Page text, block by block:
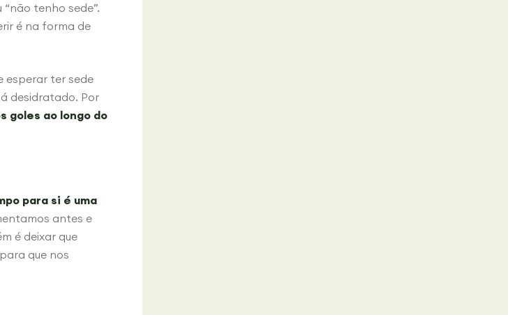
tenho sede”.
é na forma de
esperar ter sede
desidratado. Por
goles ao longo do
para si é uma
antes e
é deixar que
que nos